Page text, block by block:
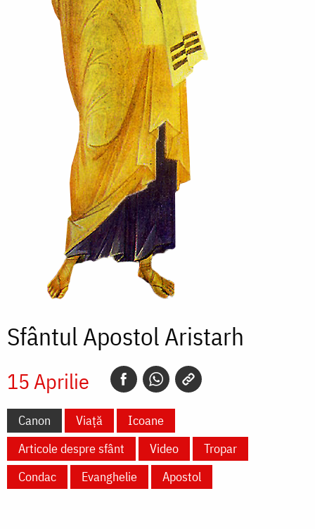
Sfântul Apostol Aristarh
15 Aprilie
Canon Viață
Icoane
Articole despre sfânt
Video
Tropar
Condac
Evanghelie Apostol